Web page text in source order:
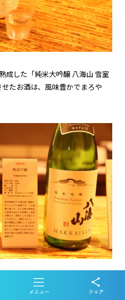
成した「純米大吟醸 八海山 雪室
たお酒は、風味豊かでまろや
日本酒をご希望の方には、「純
すめ。